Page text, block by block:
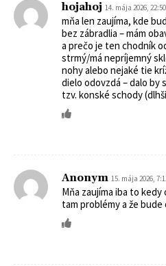
hojahoj 14. mája 2026, 22:50
mňa len zaujíma, kde
bez zábradlia – mám
a prečo je ten chodník
strmý/má nepríjemný
nohy alebo nejaké tie
dielo odovzdá – dalo by
tzv. konské schody
Anonym 15. mája 2026,
Mňa zaujíma iba to
tam problémy a že